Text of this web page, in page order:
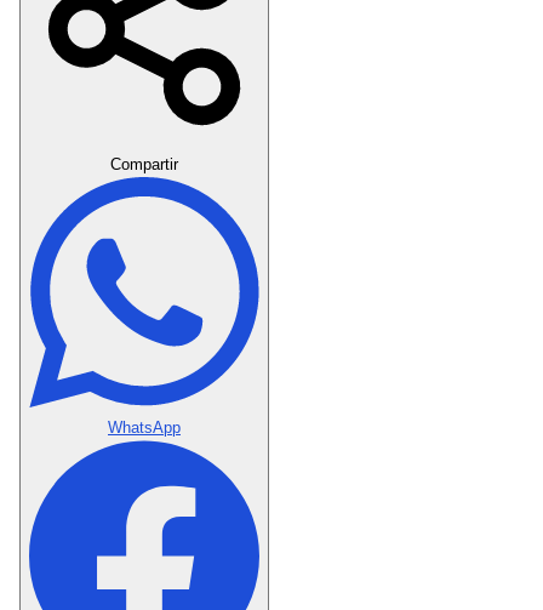
Compartir
WhatsApp